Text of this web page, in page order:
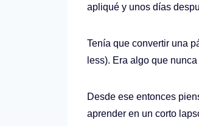
apliqué y unos días
Tenía que convertir una
less). Era algo que
Desde ese entonces
aprender en un corto